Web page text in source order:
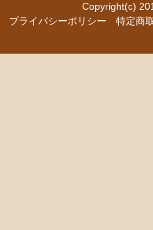
Copyright(c)
プライバシーポリシー
特定商